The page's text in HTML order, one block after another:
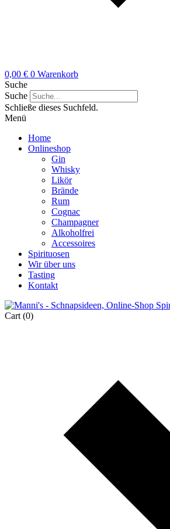
0,00 € 0 Warenkorb
Suche
Suche
Schließe dieses Suchfeld.
Menü
Home
Onlineshop
Gin
Whisky
Likör
Brände
Rum
Cognac
Champagner
Alkoholfrei
Accessoires
Spirituosen
Wir über uns
Tasting
Kontakt
Cart (0)